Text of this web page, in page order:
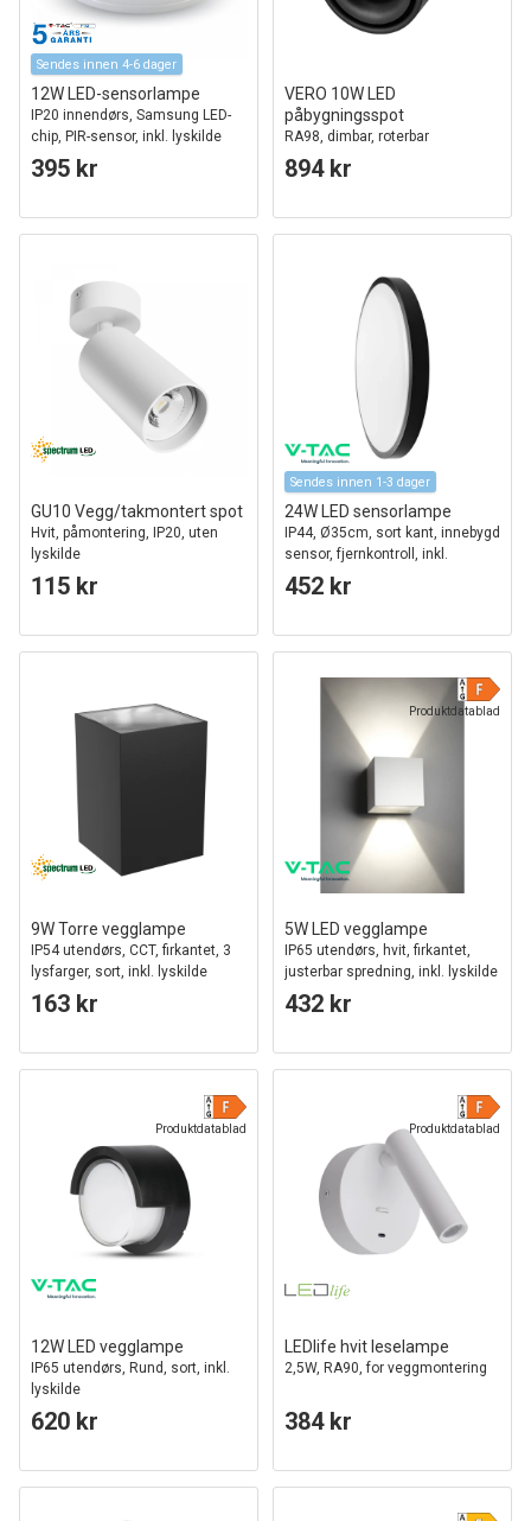
Sendes innen 4-6 dager
12W LED-sensorlampe
IP20 innendørs, Samsung LED-
chip, PIR-sensor, inkl. lyskilde
395 kr
VERO 10W LED
påbygningsspot
RA98, dimbar, roterbar
894 kr
GU10 Vegg/takmontert spot
Hvit, påmontering, IP20, uten
lyskilde
115 kr
Sendes innen 1-3 dager
24W LED sensorlampe
IP44, Ø35cm, sort kant, innebygd
sensor, fjernkontroll, inkl.
lyskilde
452 kr
9W Torre vegglampe
IP54 utendørs, CCT, firkantet, 3
lysfarger, sort, inkl. lyskilde
163 kr
Produktdatablad
5W LED vegglampe
IP65 utendørs, hvit, firkantet,
justerbar spredning, inkl. lyskilde
432 kr
Produktdatablad
12W LED vegglampe
IP65 utendørs, Rund, sort, inkl.
lyskilde
620 kr
Produktdatablad
LEDlife hvit leselampe
2,5W, RA90, for veggmontering
384 kr